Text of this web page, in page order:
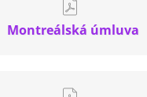
Montreálská úmluva